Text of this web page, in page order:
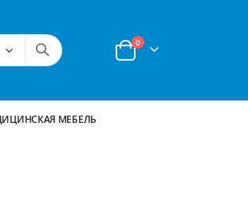
Корзина
0позиции
МЕБЕЛЬ